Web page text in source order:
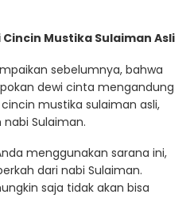
Mustika Sulaiman Asli
sebelumnya, bahwa
dewi cinta mengandung
mustika sulaiman asli,
Sulaiman.
menggunakan sarana ini,
dari nabi Sulaiman.
saja tidak akan bisa